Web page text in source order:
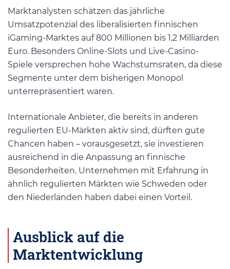
Marktanalysten schätzen das jährliche
Umsatzpotenzial des liberalisierten finnischen
iGaming-Marktes auf 800 Millionen bis 1,2 Milliarden
Euro. Besonders Online-Slots und Live-Casino-
Spiele versprechen hohe Wachstumsraten, da diese
Segmente unter dem bisherigen Monopol
unterrepräsentiert waren.
Internationale Anbieter, die bereits in anderen
regulierten EU-Märkten aktiv sind, dürften gute
Chancen haben – vorausgesetzt, sie investieren
ausreichend in die Anpassung an finnische
Besonderheiten. Unternehmen mit Erfahrung in
ähnlich regulierten Märkten wie Schweden oder
den Niederlanden haben dabei einen Vorteil.
Ausblick auf die
Marktentwicklung